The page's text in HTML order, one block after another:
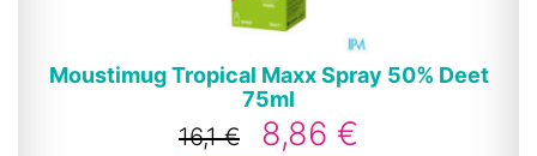
Moustimug Tropical Maxx Spray 50% Deet
75ml
16,1 € 8,86 €